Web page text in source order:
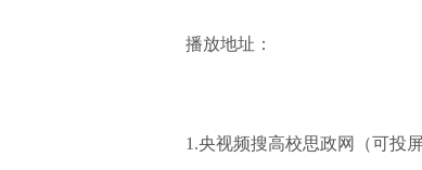
播放地址：
1.央视频搜高校思政网（可投屏